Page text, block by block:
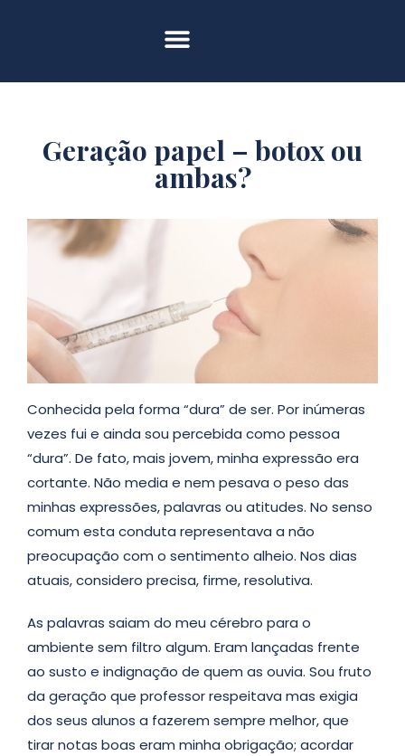
Geração papel – botox ou
ambas?
Conhecida pela forma “dura” de ser. Por inúmeras
vezes fui e ainda sou percebida como pessoa
“dura”. De fato, mais jovem, minha expressão era
cortante. Não media e nem pesava o peso das
minhas expressões, palavras ou atitudes. No senso
comum esta conduta representava a não
preocupação com o sentimento alheio. Nos dias
atuais, considero precisa, firme, resolutiva.
As palavras saiam do meu cérebro para o
ambiente sem filtro algum. Eram lançadas frente
ao susto e indignação de quem as ouvia. Sou fruto
da geração que professor respeitava mas exigia
dos seus alunos a fazerem sempre melhor, que
tirar notas boas eram minha obrigação; acordar